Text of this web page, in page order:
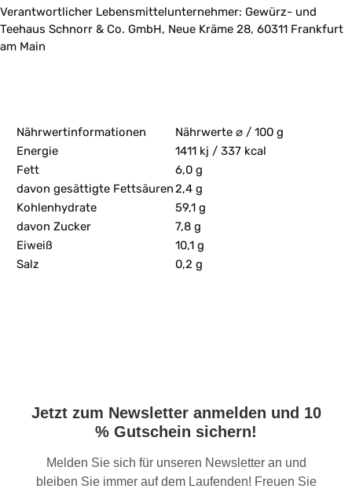
Verantwortlicher Lebensmittelunternehmer: Gewürz- und
Teehaus Schnorr & Co. GmbH, Neue Kräme 28, 60311 Frankfurt
am Main
Nährwertinformationen
Nährwerte ⌀ / 100 g
Energie
1411 kj / 337 kcal
Fett
6,0 g
davon gesättigte Fettsäuren2,4 g
Kohlenhydrate
59,1 g
davon Zucker
7,8 g
Eiweiß
10,1 g
Salz
0,2 g
Jetzt zum Newsletter anmelden und 10
% Gutschein sichern!
Melden Sie sich für unseren Newsletter an und
bleiben Sie immer auf dem Laufenden! Freuen Sie